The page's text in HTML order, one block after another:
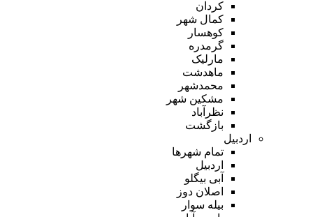
کردان
کمال شهر
کوهسار
گرمدره
مارلیک
ماهدشت
محمدشهر
مشکین شهر
نظرآباد
بازگشت
اردبیل
تمام شهر‌ها
اردبیل
آبی بیگلو
اصلان دوز
بیله سوار